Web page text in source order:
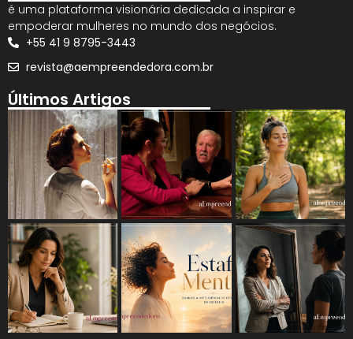
é uma plataforma visionária dedicada a inspirar e
empoderar mulheres no mundo dos negócios.
+55 41 9 8795-3443
revista@aempreendedora.com.br
Últimos Artigos